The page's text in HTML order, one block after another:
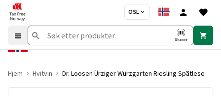
OSL
Skanne
Hjem Hvitvin Dr. Loosen Ürziger Würzgarten Riesling Spãtlese